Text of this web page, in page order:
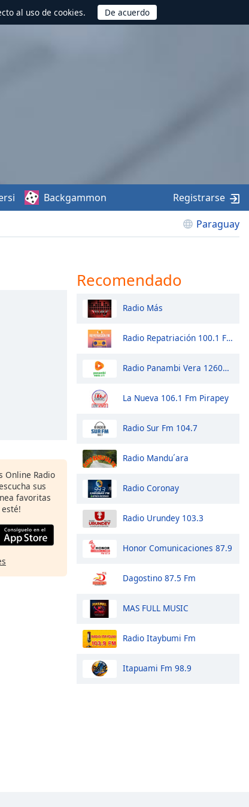
al uso de cookies.
Paraguay
Backgammon Registrarse
Online Radio
sus
favoritas
Recomendado
Radio Más
Radio Repatriación 100.1 Fm
Radio Panambi Vera 1260AM
La Nueva 106.1 Fm Pirapey
Radio Sur Fm 104.7
Radio Mandu´ara
Radio Coronay
Radio Urundey 103.3
Honor Comunicaciones 87.9
Dagostino 87.5 Fm
MAS FULL MUSIC
Radio Itaybumi Fm
Itapuami Fm 98.9